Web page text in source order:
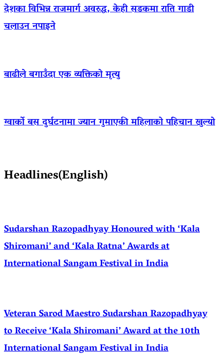
देशका विभिन्न राजमार्ग अवरुद्ध, केही सडकमा राति गाडी
चलाउन नपाइने
बाढीले बगाउँदा एक व्यक्तिको मृत्यु
ग्वार्को बस दुर्घटनामा ज्यान गुमाएकी महिलाको पहिचान खुल्यो
Headlines(English)
Sudarshan Razopadhyay Honoured with ‘Kala
Shiromani’ and ‘Kala Ratna’ Awards at
International Sangam Festival in India
Veteran Sarod Maestro Sudarshan Razopadhyay
to Receive ‘Kala Shiromani’ Award at the 10th
International Sangam Festival in India